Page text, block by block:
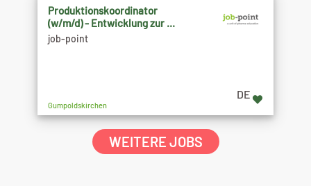
Produktionskoordinator
(w/m/d) - Entwicklung zur ...
job-point
Gumpoldskirchen
DE
WEITERE JOBS